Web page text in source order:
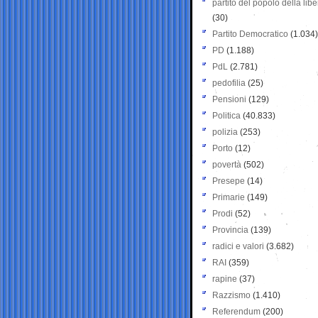
partito del popolo della
(30)
Partito Democratico (1.034)
PD (1.188)
PdL (2.781)
pedofilia (25)
Pensioni (129)
Politica (40.833)
polizia (253)
Porto (12)
povertà (502)
Presepe (14)
Primarie (149)
Prodi (52)
Provincia (139)
radici e valori (3.682)
RAI (359)
rapine (37)
Razzismo (1.410)
Referendum (200)